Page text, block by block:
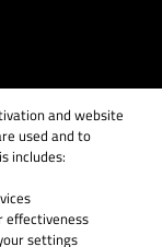
and website
used and to
includes:
effectiveness
settings